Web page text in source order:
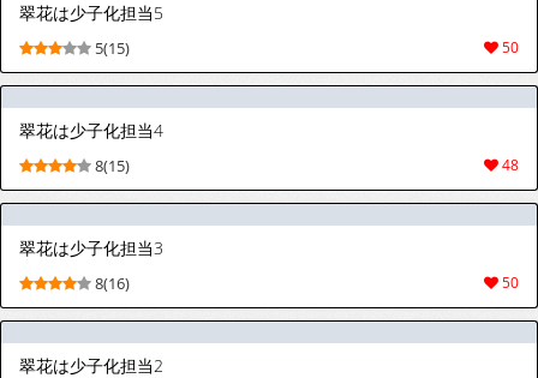
翠花は少子化担当5
50
5(15)
翠花は少子化担当4
48
8(15)
翠花は少子化担当3
50
8(16)
翠花は少子化担当2